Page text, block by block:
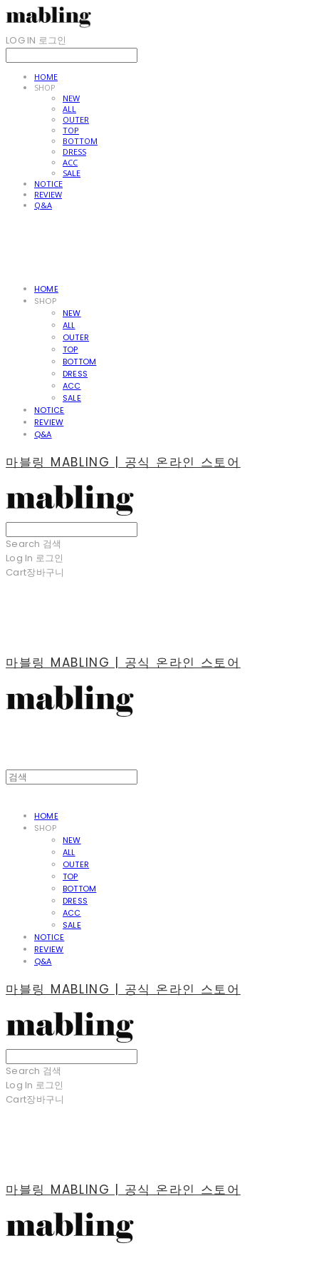
LOG IN 로그인
HOME
SHOP
NEW
ALL
OUTER
TOP
BOTTOM
DRESS
ACC
SALE
NOTICE
REVIEW
Q&A
HOME
SHOP
NEW
ALL
OUTER
TOP
BOTTOM
DRESS
ACC
SALE
NOTICE
REVIEW
Q&A
마블링 MABLING | 공식 온라인 스토어
Search 검색
Log In 로그인
Cart장바구니
마블링 MABLING | 공식 온라인 스토어
HOME
SHOP
NEW
ALL
OUTER
TOP
BOTTOM
DRESS
ACC
SALE
NOTICE
REVIEW
Q&A
마블링 MABLING | 공식 온라인 스토어
Search 검색
Log In 로그인
Cart장바구니
마블링 MABLING | 공식 온라인 스토어